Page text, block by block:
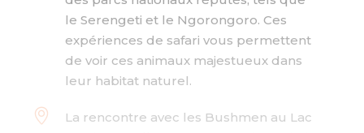
le Serengeti et le Ngorongoro. Ces
expériences de safari vous permettent
de voir ces animaux majestueux dans
leur habitat naturel.
La rencontre avec les Bushmen au Lac